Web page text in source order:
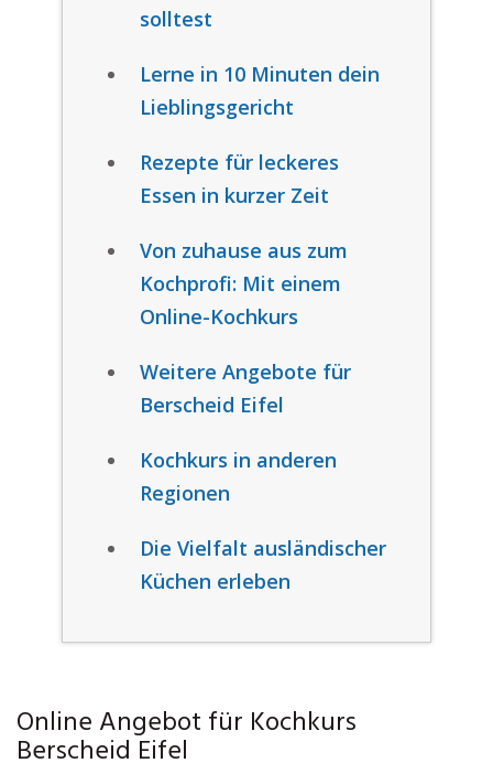
solltest
Lerne in 10 Minuten dein
Lieblingsgericht
Rezepte für leckeres
Essen in kurzer Zeit
Von zuhause aus zum
Kochprofi: Mit einem
Online-Kochkurs
Weitere Angebote für
Berscheid Eifel
Kochkurs in anderen
Regionen
Die Vielfalt ausländischer
Küchen erleben
Online Angebot für Kochkurs
Berscheid Eifel